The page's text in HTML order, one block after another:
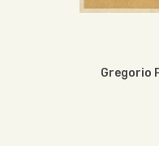
Gregorio